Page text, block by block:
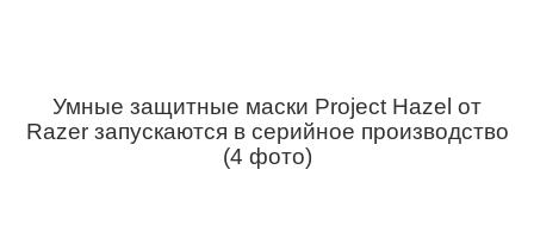
Умные защитные маски Project Hazel от
Razer запускаются в серийное производство
(4 фото)